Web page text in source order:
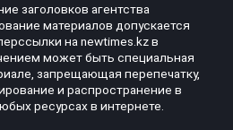
заголовков агентства
материалов допускается
на newtimes.kz в
может быть специальная
запрещающая перепечатку,
и распространение в
ресурсах в интернете.